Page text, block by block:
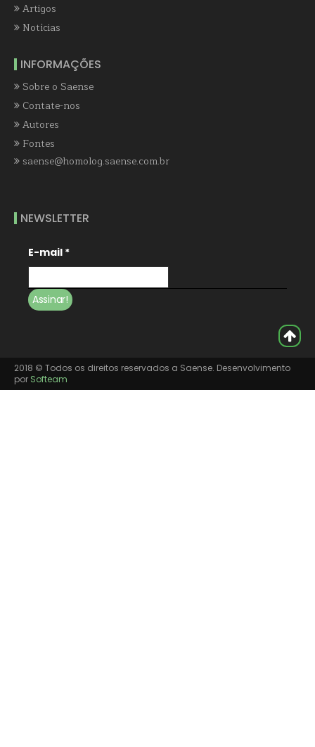
Artigos
Notícias
INFORMAÇÕES
Sobre o Saense
Contate-nos
Autores
Fontes
saense@homolog.saense.com.br
NEWSLETTER
E-mail *
2018 © Todos os direitos reservados a Saense. Desenvolvimento
por Softeam